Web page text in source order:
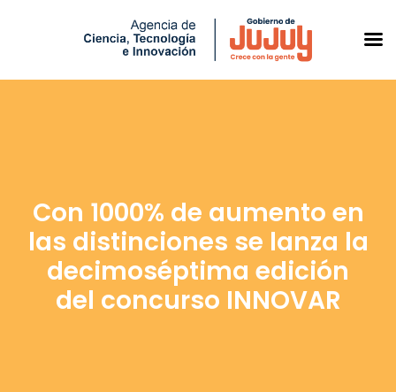
Con 1000% de aumento en
las distinciones se lanza la
decimoséptima edición
del concurso INNOVAR